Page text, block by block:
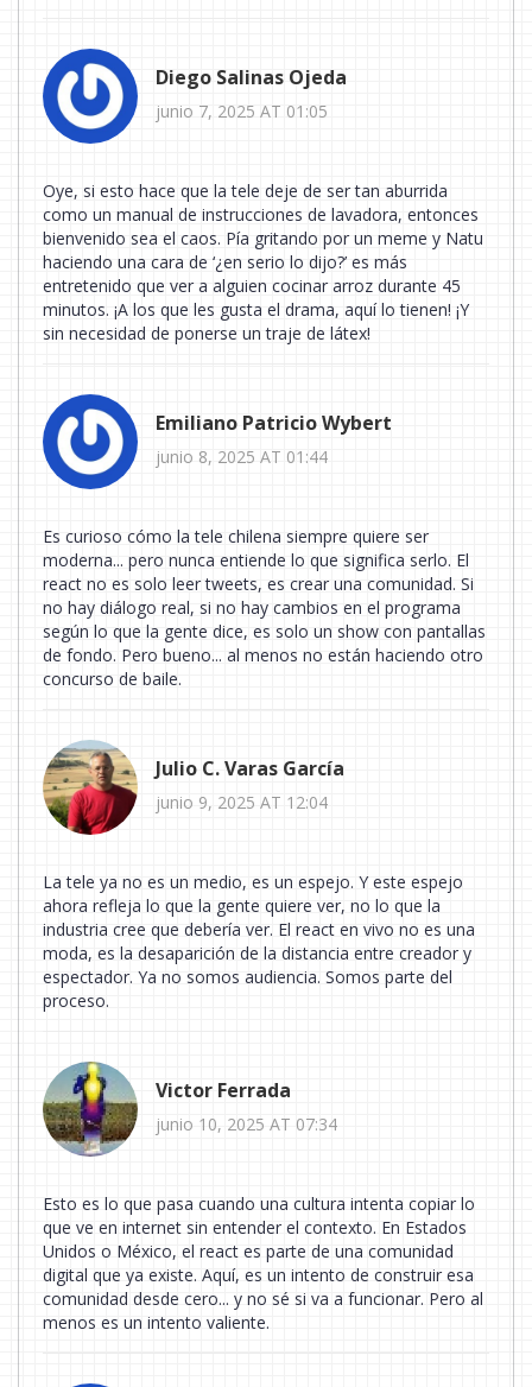
Diego Salinas Ojeda
junio 7, 2025 AT 01:05
Oye, si esto hace que la tele deje de ser tan aburrida
como un manual de instrucciones de lavadora, entonces
bienvenido sea el caos. Pía gritando por un meme y Natu
haciendo una cara de ‘¿en serio lo dijo?’ es más
entretenido que ver a alguien cocinar arroz durante 45
minutos. ¡A los que les gusta el drama, aquí lo tienen! ¡Y
sin necesidad de ponerse un traje de látex!
Emiliano Patricio Wybert
junio 8, 2025 AT 01:44
Es curioso cómo la tele chilena siempre quiere ser
moderna... pero nunca entiende lo que significa serlo. El
react no es solo leer tweets, es crear una comunidad. Si
no hay diálogo real, si no hay cambios en el programa
según lo que la gente dice, es solo un show con pantallas
de fondo. Pero bueno... al menos no están haciendo otro
concurso de baile.
Julio C. Varas García
junio 9, 2025 AT 12:04
La tele ya no es un medio, es un espejo. Y este espejo
ahora refleja lo que la gente quiere ver, no lo que la
industria cree que debería ver. El react en vivo no es una
moda, es la desaparición de la distancia entre creador y
espectador. Ya no somos audiencia. Somos parte del
proceso.
Victor Ferrada
junio 10, 2025 AT 07:34
Esto es lo que pasa cuando una cultura intenta copiar lo
que ve en internet sin entender el contexto. En Estados
Unidos o México, el react es parte de una comunidad
digital que ya existe. Aquí, es un intento de construir esa
comunidad desde cero... y no sé si va a funcionar. Pero al
menos es un intento valiente.